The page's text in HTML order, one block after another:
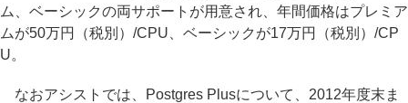
ム、ベーシックの両サポートが用意され、年間価格はプレミア
ムが50万円（税別）/CPU、ベーシックが17万円（税別）/CP
U。
なおアシストでは、Postgres Plusについて、2012年度末ま